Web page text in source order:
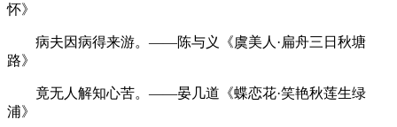
怀》
病夫因病得来游。——陈与义《虞美人·扁舟三日秋塘
路》
竟无人解知心苦。——晏几道《蝶恋花·笑艳秋莲生绿
浦》